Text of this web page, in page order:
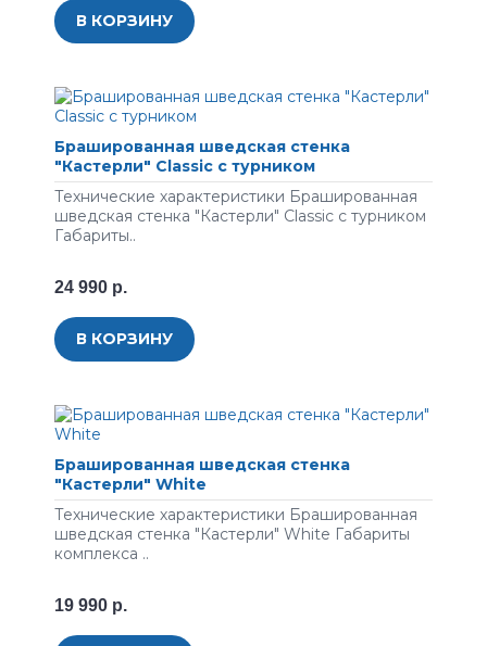
В КОРЗИНУ
Брашированная шведская стенка
"Кастерли" Classic с турником
Технические характеристики Брашированная
шведская стенка "Кастерли" Classic с турником
Габариты..
24 990 р.
В КОРЗИНУ
Брашированная шведская стенка
"Кастерли" White
Технические характеристики Брашированная
шведская стенка "Кастерли" White Габариты
комплекса ..
19 990 р.